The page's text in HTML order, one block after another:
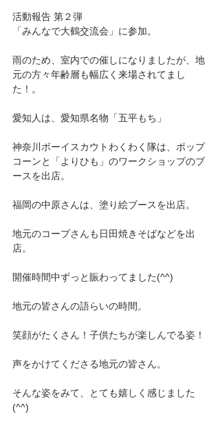
活動報告 第２弾
「みんなで大鶴交流会」に参加。
雨のため、室内での催しになりましたが、地
元の方々年齢層も幅広く来場されてまし
た！。
愛知人は、愛知県名物「五平もち」
神奈川ボーイスカウトわくわく隊は、ポップ
コーンと「よりひも」のワークショップのブ
ースを出店。
福岡の中原さんは、塗り絵ブースを出店。
地元のコープさんも日田焼きそばなどを出
店。
開催時間中ずっと賑わってました(^^)
地元の皆さんの語らいの時間。
笑顔がたくさん！子供たちが楽しんでる姿！
声をかけてくださる地元の皆さん。
そんな姿をみて、とても嬉しく感じました
(^^)